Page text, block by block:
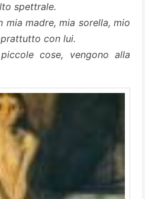
spettrale.
madre, mia sorella, mio
con lui.
cose, vengono alla